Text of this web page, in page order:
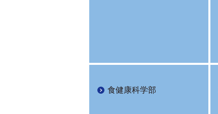
食健康科学部